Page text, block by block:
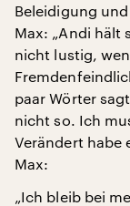
Beleidigung
Max: „Andi hält
nicht lustig,
paar Wörter
nicht so. Ich
Verändert habe
Max:
„Ich bleib bei